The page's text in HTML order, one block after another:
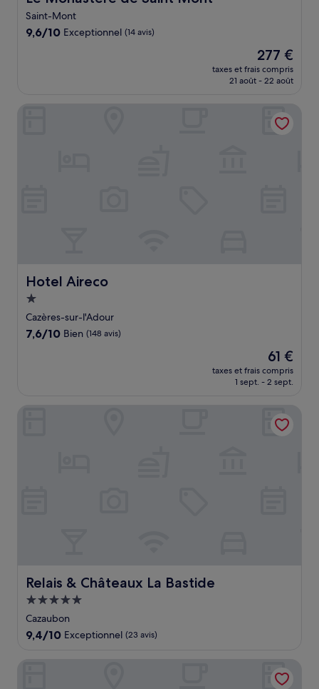
Saint-Mont
9.6
9,6/10 Exceptionnel (14 avis)
Le
nouveau
prix
de
277 €
277 €
taxes et frais compris
21 août - 22 août
Hotel Aireco
Hotel Aireco
Hébergement
1.0 étoile
Cazères-sur-l'Adour
7.6
7,6/10 Bien (148 avis)
Le
nouveau
prix
de
61 €
61 €
taxes et frais compris
1 sept. - 2 sept.
Relais & Châteaux La Bastide
Relais & Châteaux La Bastide
Hébergement
5.0 étoiles
Cazaubon
9.4
10,
9,4/10 Exceptionnel (23 avis)